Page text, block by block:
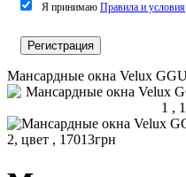
Я принимаю Правила и условия
Регистрация
Мансардные окна Velux